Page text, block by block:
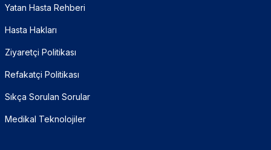
Yatan Hasta Rehberi
Hasta Hakları
Ziyaretçi Politikası
Refakatçi Politikası
Sıkça Sorulan Sorular
Medikal Teknolojiler